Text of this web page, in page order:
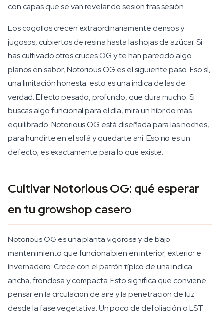
con capas que se van revelando sesión tras sesión.
Los cogollos crecen extraordinariamente densos y
jugosos, cubiertos de resina hasta las hojas de azúcar. Si
has cultivado otros cruces OG y te han parecido algo
planos en sabor, Notorious OG es el siguiente paso. Eso sí,
una limitación honesta: esto es una indica de las de
verdad. Efecto pesado, profundo, que dura mucho. Si
buscas algo funcional para el día, mira un híbrido más
equilibrado. Notorious OG está diseñada para las noches,
para hundirte en el sofá y quedarte ahí. Eso no es un
defecto; es exactamente para lo que existe.
Cultivar Notorious OG: qué esperar
en tu growshop casero
Notorious OG es una planta vigorosa y de bajo
mantenimiento que funciona bien en interior, exterior e
invernadero. Crece con el patrón típico de una indica:
ancha, frondosa y compacta. Esto significa que conviene
pensar en la circulación de aire y la penetración de luz
desde la fase vegetativa. Un poco de defoliación o LST